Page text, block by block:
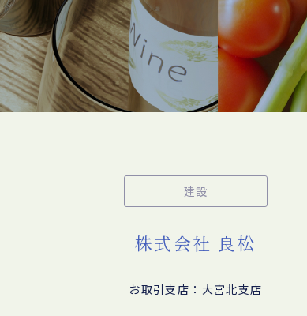
建設
株式会社 良松
お取引支店：大宮北支店